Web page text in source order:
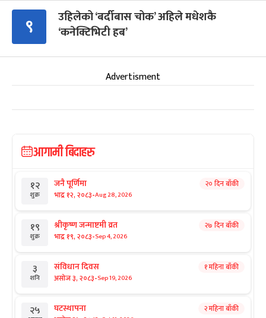
९
उहिलेको ‘बर्दीबास चोक’ अहिले मधेशकै
‘कनेक्टिभिटी हब’
Advertisment
आगामी बिदाहरु
१२
शुक्र
जनै पूर्णिमा
भाद्र १२, २०८३-Aug 28, 2026
२० दिन बाँकी
१९
शुक्र
श्रीकृष्ण जन्माष्टमी व्रत
भाद्र १९, २०८३-Sep 4, 2026
२७ दिन बाँकी
३
शनि
संविधान दिवस
असोज ३, २०८३-Sep 19, 2026
१ महिना बाँकी
२५ घटस्थापना २ महिना बाँकी